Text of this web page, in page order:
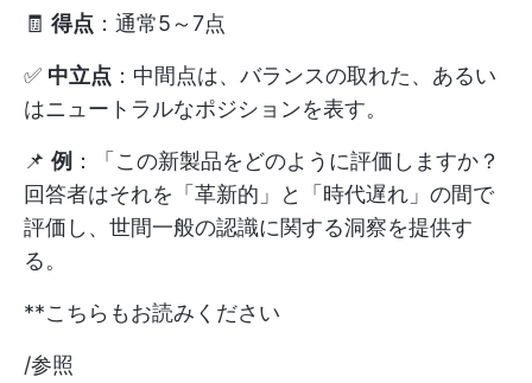
🧾 得点 ：通常5～7点
✅ 中立点 ：中間点は、バランスの取れた、あるい
はニュートラルなポジションを表す。
📌 例 ：「この新製品をどのように評価しますか？
回答者はそれを「革新的」と「時代遅れ」の間で
評価し、世間一般の認識に関する洞察を提供す
る。
**こちらもお読みください
/参照